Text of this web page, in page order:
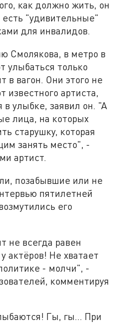
как должно жить, он
"удивительные"
для инвалидов.
Смолякова, в метро в
улыбаться только
в вагон. Они этого не
известного артиста,
улыбке, заявил он. "А
лица, на которых
старушку, которая
занять место", -
артист.
позабывшие или не
пятилетней
его
не всегда равен
актёров! Не хватает
- молчи", -
комментируя
Гы, гы... При